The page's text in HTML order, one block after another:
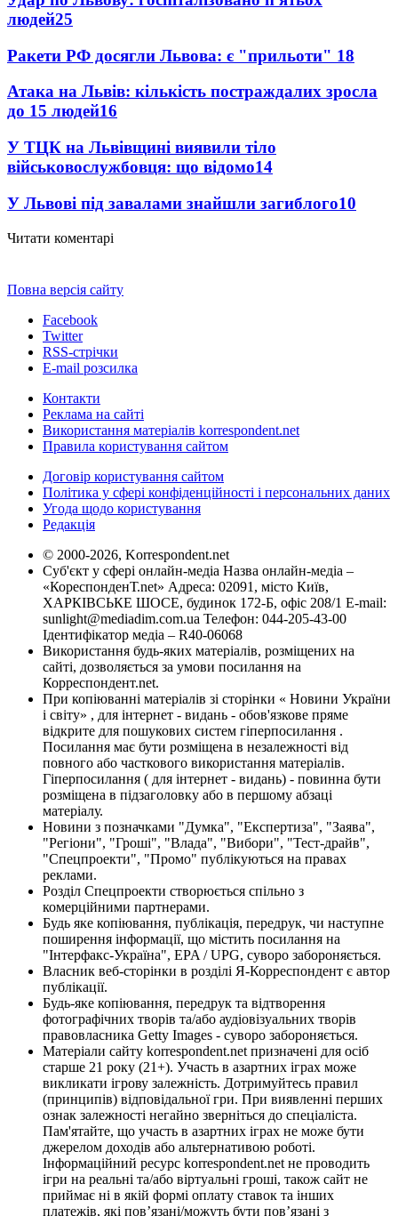
людей25
Ракети РФ досягли Львова: є "прильоти" 18
Атака на Львів: кількість постраждалих зросла
до 15 людей16
У ТЦК на Львівщині виявили тіло
військовослужбовця: що відомо14
У Львові під завалами знайшли загиблого10
Читати коментарі
Повна версія сайту
Facebook
Twitter
RSS-стрічки
E-mail розсилка
Контакти
Реклама на сайті
Використання матеріалів korrespondent.net
Правила користування сайтом
Договір користування сайтом
Політика у сфері конфіденційності і персональних даних
Угода щодо користування
Редакція
© 2000-2026, Korrespondent.net
Суб'єкт у сфері онлайн-медіа Назва онлайн-медіа –
«КореспонденТ.net» Адреса: 02091, місто Київ,
ХАРКІВСЬКЕ ШОСЕ, будинок 172-Б, офіс 208/1 E-mail:
sunlight@mediadim.com.ua Телефон: 044-205-43-00
Ідентифікатор медіа – R40-06068
Використання будь-яких матеріалів, розміщених на
сайті, дозволяється за умови посилання на
Корреспондент.net.
При копіюванні матеріалів зі сторінки « Новини України
і світу» , для інтернет - видань - обов'язкове пряме
відкрите для пошукових систем гіперпосилання .
Посилання має бути розміщена в незалежності від
повного або часткового використання матеріалів.
Гіперпосилання ( для інтернет - видань) - повинна бути
розміщена в підзаголовку або в першому абзаці
матеріалу.
Новини з позначками "Думка", "Експертиза", "Заява",
"Регіони", "Гроші", "Влада", "Вибори", "Тест-драйв",
"Спецпроекти", "Промо" публікуються на правах
реклами.
Розділ Спецпроекти створюється спільно з
комерційними партнерами.
Будь яке копіювання, публікація, передрук, чи наступне
поширення інформації, що містить посилання на
"Інтерфакс-Україна", EPA / UPG, суворо забороняється.
Власник веб-сторінки в розділі Я-Корреспондент є автор
публікації.
Будь-яке копіювання, передрук та відтворення
фотографічних творів та/або аудіовізуальних творів
правовласника Getty Images - суворо забороняється.
Матеріали сайту korrespondent.net призначені для осіб
старше 21 року (21+). Участь в азартних іграх може
викликати ігрову залежність. Дотримуйтесь правил
(принципів) відповідальної гри. При виявленні перших
ознак залежності негайно зверніться до спеціаліста.
Пам'ятайте, що участь в азартних іграх не може бути
джерелом доходів або альтернативою роботі.
Інформаційний ресурс korrespondent.net не проводить
ігри на реальні та/або віртуальні гроші, також сайт не
приймає ні в якій формі оплату ставок та інших
платежів, які пов’язані/можуть бути пов’язані з